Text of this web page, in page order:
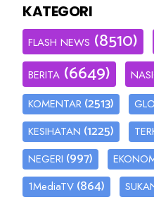
KATEGORI
FLASH NEWS (8510)
BERITA (6649)
KOMENTAR (2513)
KESIHATAN (1225)
NEGERI (997)
1MediaTV (864)